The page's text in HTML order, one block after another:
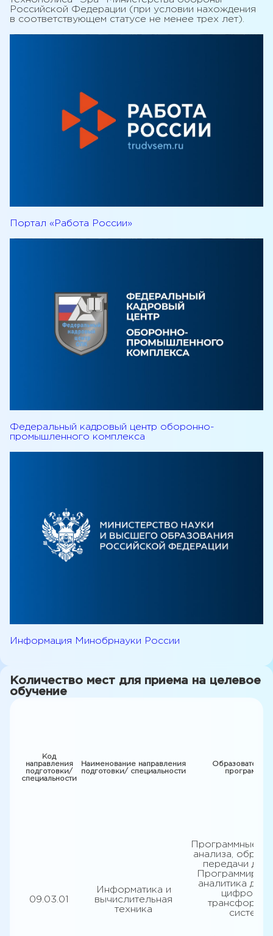
Российской Федерации (при условии нахождения
в соответствующем статусе не менее трех лет).
Портал «Работа России»
Федеральный кадровый центр оборонно-
промышленного комплекса
Информация Минобрнауки России
Количество мест для приема на целевое
обучение
Код
направления
подготовки/
специальности
Наименование направления
подготовки/ специальности
программы
09.03.01
Информатика и
вычислительная
техника
Программные
анализа,
передачи
аналитика
цифровая
систем